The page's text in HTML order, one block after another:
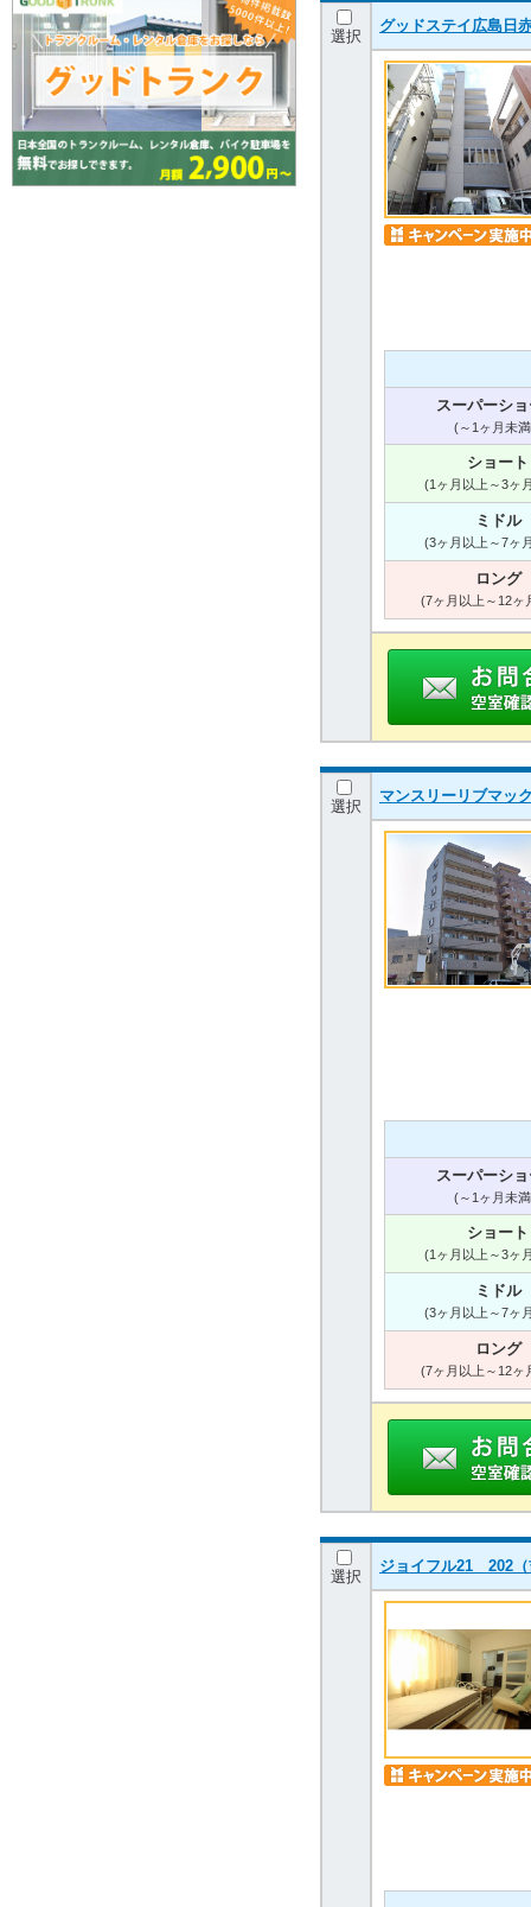
選択
グッドステイ広島日
スーパーシ
(～1ヶ月未
ショート
(1ヶ月以上～3ヶ
ミドル
(3ヶ月以上～7ヶ
ロング
(7ヶ月以上～12ヶ
選択
マンスリーリブマッ
スーパーシ
(～1ヶ月未
ショート
(1ヶ月以上～3ヶ
ミドル
(3ヶ月以上～7ヶ
ロング
(7ヶ月以上～12ヶ
選択
ジョイフル21 202（